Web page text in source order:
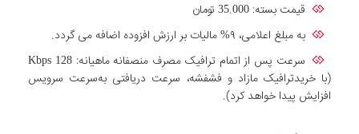
قیمت بسته: 35.000 تومان
به مبلغ اعلامی، ۹% مالیات بر ارزش افزوده اضافه می گردد.
سرعت پس از اتمام ترافیک مصرف منصفانه ماهیانه: Kbps 128
(با خریدترافیک مازاد و فشفشه، سرعت دریافتی به‌سرعت سرویس
افزایش پیدا خواهد کرد).